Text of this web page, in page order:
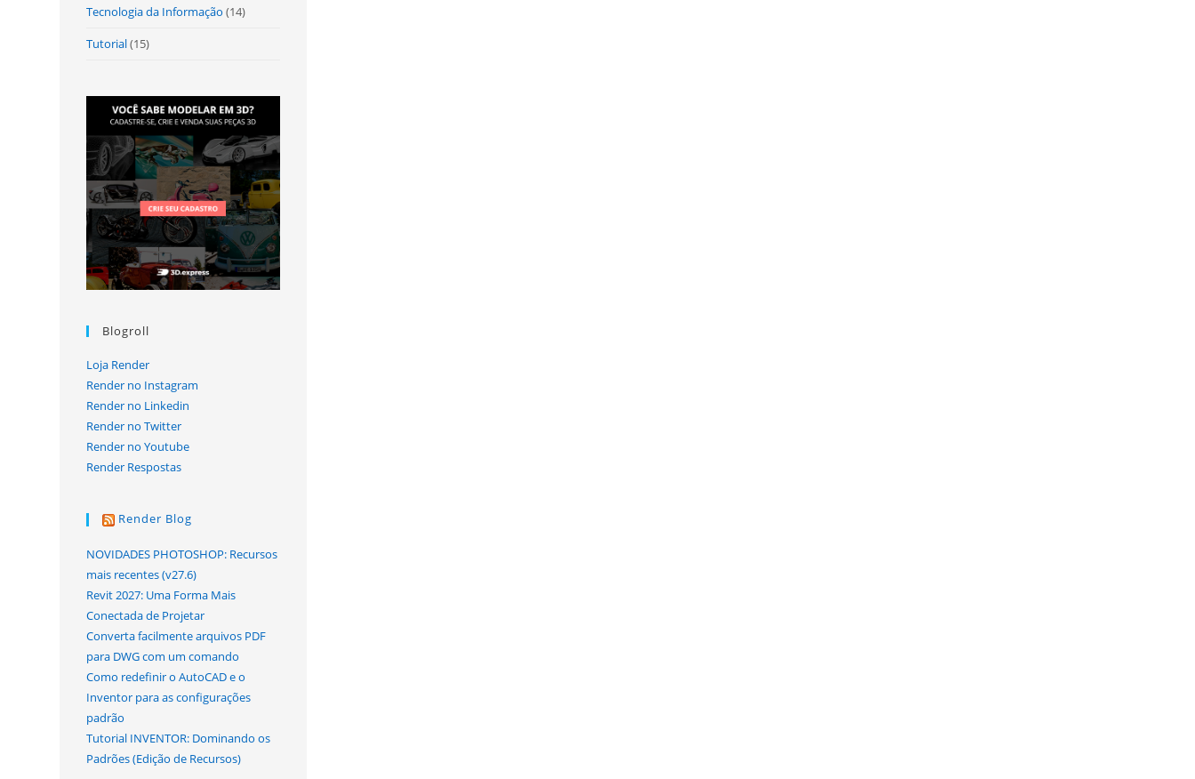
Tecnologia da Informação (14)
Tutorial(15)
Blogroll
Loja Render
Render no Instagram
Render no Linkedin
Render no Twitter
Render no Youtube
Render Respostas
Render Blog
NOVIDADES PHOTOSHOP: Recursos
mais recentes (v27.6)
Revit 2027: Uma Forma Mais
Conectada de Projetar
Converta facilmente arquivos PDF
para DWG com um comando
Como redefinir o AutoCAD e o
Inventor para as configurações
padrão
Tutorial INVENTOR: Dominando os
Padrões (Edição de Recursos)